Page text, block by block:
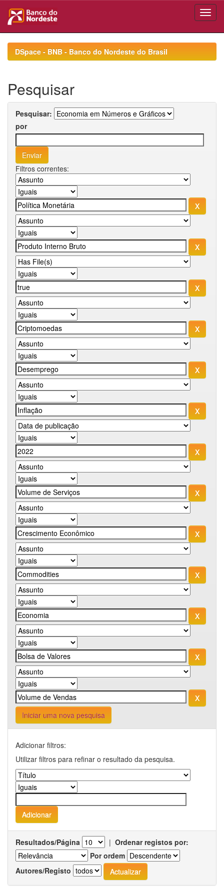
navigationDSpace - BNB - Banco do Nordeste do Brasil
Pesquisar
Pesquisar:
por
Filtros correntes:
Iniciar uma nova pesquisa
Adicionar filtros:
Utilizar filtros para refinar o resultado da pesquisa.
Resultados/Página | Ordenar registos por:
Por ordem
Autores/Registo